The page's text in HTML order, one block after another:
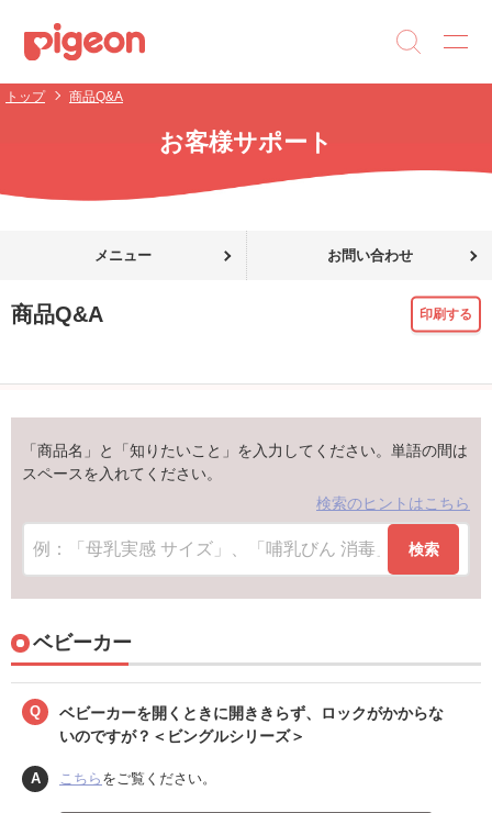
トップ 商品Q&A
お客様サポート
メニュー お問い合わせ
商品Q&A 印刷する
「商品名」と「知りたいこと」を入力してください。単語の間は
スペースを入れてください。
検索のヒントはこちら
検索
ベビーカー
Q
ベビーカーを開くときに開ききらず、ロックがかからな
いのですが？＜ビングルシリーズ＞
A こちら をご覧ください。